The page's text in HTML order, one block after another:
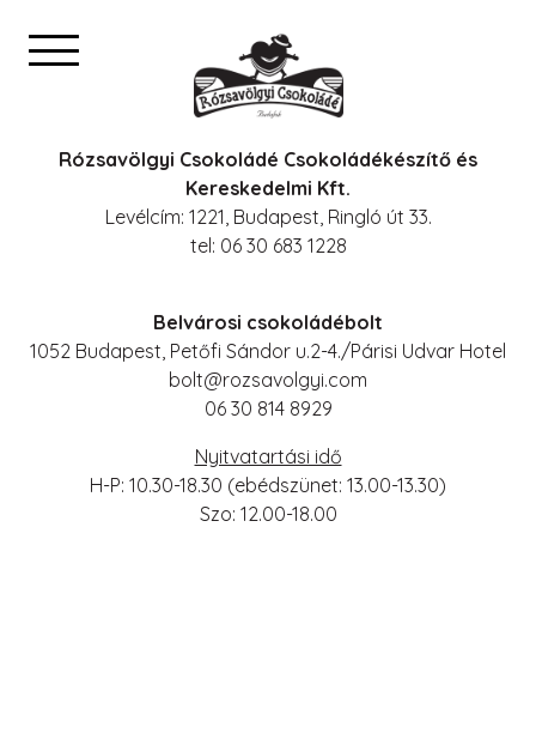
Rózsavölgyi Csokoládé Csokoládékészítő és
Kereskedelmi Kft.
Levélcím: 1221, Budapest, Ringló út 33.
tel: 06 30 683 1228
Belvárosi csokoládébolt
1052 Budapest, Petőfi Sándor u.2-4./Párisi Udvar Hotel
bolt@rozsavolgyi.com
06 30 814 8929
Nyitvatartási idő
H-P: 10.30-18.30 (ebédszünet: 13.00-13.30)
Szo: 12.00-18.00